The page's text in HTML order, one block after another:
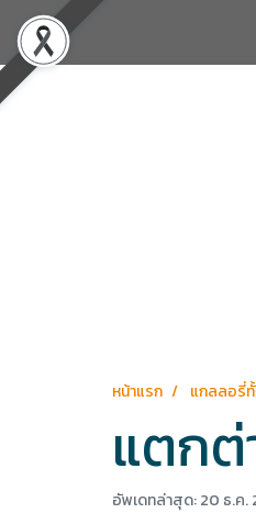
หน้าแรก แกลลอรี่
แตกต่
อัพเดทล่าสุด: 20 ธ.ค.